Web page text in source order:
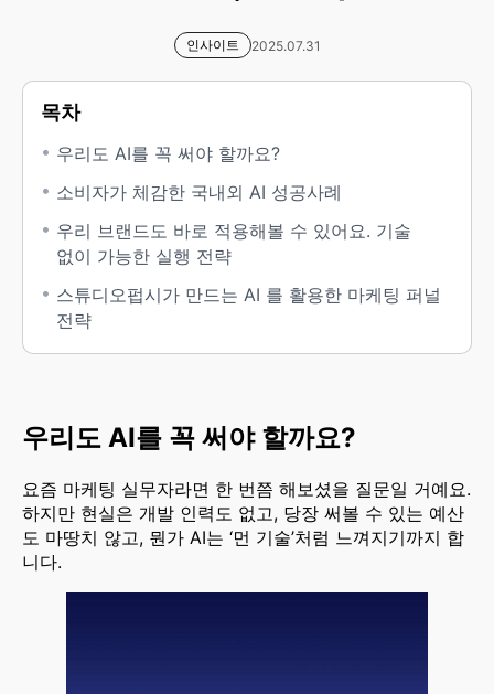
인사이트 2025.07.31
목차
우리도 AI를 꼭 써야 할까요?
소비자가 체감한 국내외 AI 성공사례
우리 브랜드도 바로 적용해볼 수 있어요. 기술
없이 가능한 실행 전략
스튜디오펍시가 만드는 AI 를 활용한 마케팅 퍼널
전략
우리도 AI를 꼭 써야 할까요?
요즘 마케팅 실무자라면 한 번쯤 해보셨을 질문일 거예요.
하지만 현실은 개발 인력도 없고, 당장 써볼 수 있는 예산
도 마땅치 않고, 뭔가 AI는 ‘먼 기술’처럼 느껴지기까지 합
니다.